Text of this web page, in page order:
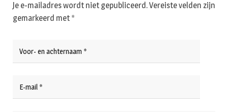
Je e-mailadres wordt niet gepubliceerd.Vereiste velden zijn
gemarkeerd met *